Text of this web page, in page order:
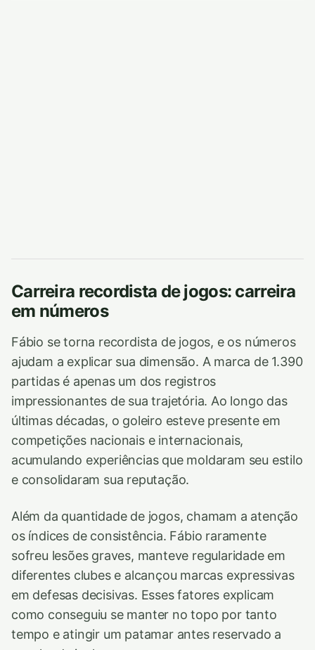
Carreira recordista de jogos: carreira
em números
Fábio se torna recordista de jogos, e os números
ajudam a explicar sua dimensão. A marca de 1.390
partidas é apenas um dos registros
impressionantes de sua trajetória. Ao longo das
últimas décadas, o goleiro esteve presente em
competições nacionais e internacionais,
acumulando experiências que moldaram seu estilo
e consolidaram sua reputação.
Além da quantidade de jogos, chamam a atenção
os índices de consistência. Fábio raramente
sofreu lesões graves, manteve regularidade em
diferentes clubes e alcançou marcas expressivas
em defesas decisivas. Esses fatores explicam
como conseguiu se manter no topo por tanto
tempo e atingir um patamar antes reservado a